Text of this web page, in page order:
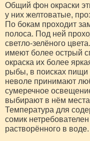
Общий фон окраски
у них желтоватые,
По бокам проходит
полоса. Под ней
светло-зелёного
имеют более острый
окраска их более
рыбы, в поисках пищи
неволе принимают
сумеречное
выбирают в нём
Температура для
сомик
растворённого в воде.